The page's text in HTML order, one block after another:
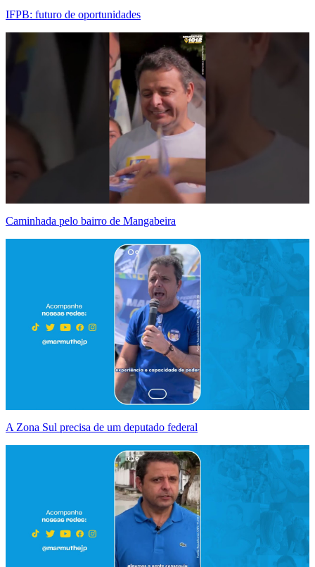
IFPB: futuro de oportunidades
Caminhada pelo bairro de Mangabeira
A Zona Sul precisa de um deputado federal